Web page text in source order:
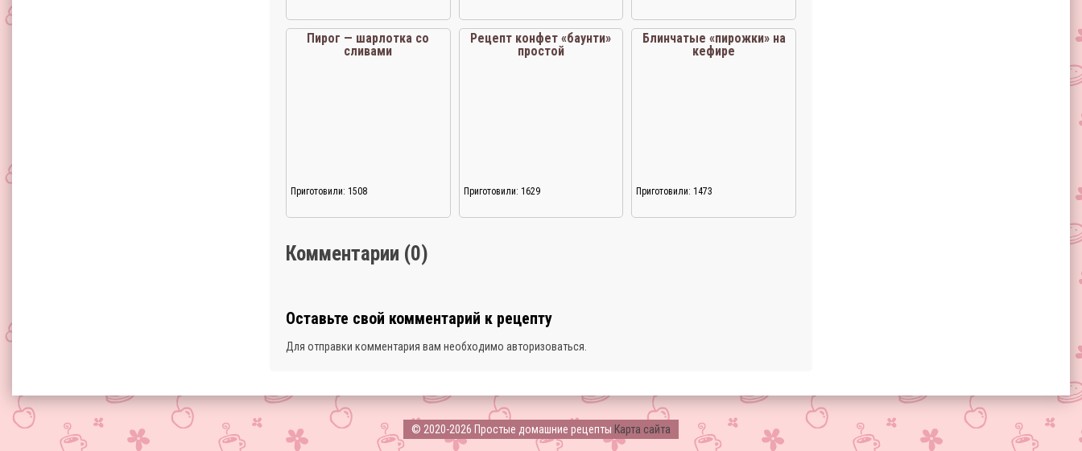
Пирог — шарлотка со
сливами
Приготовили: 1508
Рецепт конфет «баунти»
простой
Приготовили: 1629
Блинчатые «пирожки» на
кефире
Приготовили: 1473
Комментарии (0)
Оставьте свой комментарий к рецепту
Для отправки комментария вам необходимо авторизоваться
© 2020-2026 Простые домашние рецепты Карта сайта